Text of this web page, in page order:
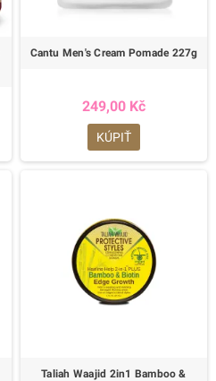
Cantu Men's Cream Pomade 227g
249,00 Kč
KÚPIŤ
Taliah Waajid 2in1 Bamboo &